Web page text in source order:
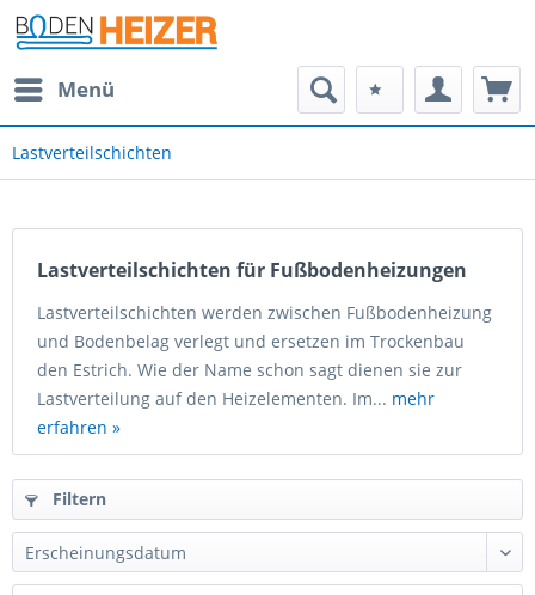
Menü
Lastverteilschichten
Lastverteilschichten für Fußbodenheizungen
Lastverteilschichten werden zwischen Fußbodenheizung
und Bodenbelag verlegt und ersetzen im Trockenbau
den Estrich. Wie der Name schon sagt dienen sie zur
Lastverteilung auf den Heizelementen. Im... mehr
erfahren »
Filtern